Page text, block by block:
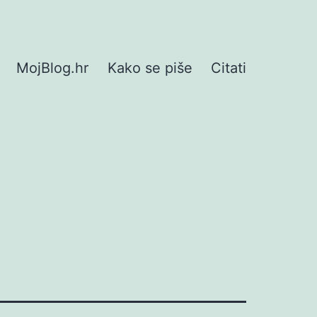
MojBlog.hr Kako se piše Citati